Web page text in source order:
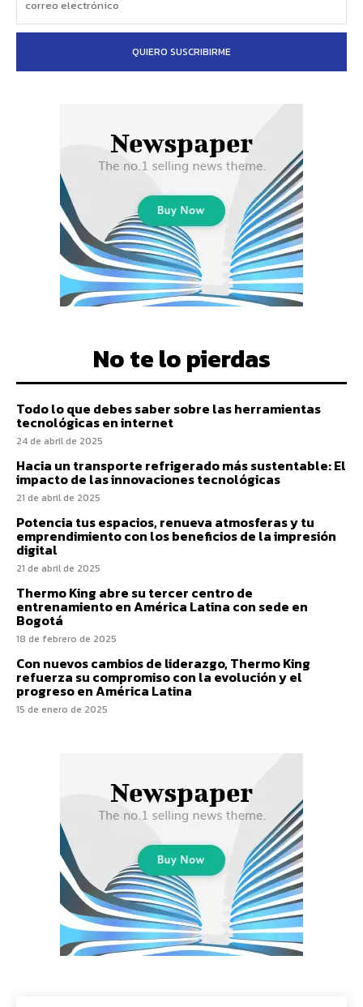
QUIERO SUSCRIBIRME
No te lo pierdas
Todo lo que debes saber sobre las herramientas
tecnológicas en internet
24 de abril de 2025
Hacia un transporte refrigerado más sustentable: El
impacto de las innovaciones tecnológicas
21 de abril de 2025
Potencia tus espacios, renueva atmosferas y tu
emprendimiento con los beneficios de la impresión
digital
21 de abril de 2025
Thermo King abre su tercer centro de
entrenamiento en América Latina con sede en
Bogotá
18 de febrero de 2025
Con nuevos cambios de liderazgo, Thermo King
refuerza su compromiso con la evolución y el
progreso en América Latina
15 de enero de 2025